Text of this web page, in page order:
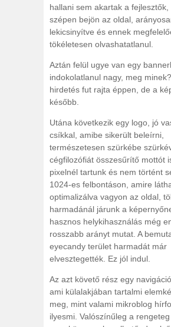
hallani sem akartak a fejlesztők,
szépen bejön az oldal,
lekicsinyítve és ennek
tökéletesen olvashatatlanul.
Aztán felül ugye van egy
indokolatlanul nagy, meg
hirdetés fut rajta éppen, de a
később.
Utána következik egy logo, jó
csíkkal, amibe sikerült beleírni,
természetesen szürkébe
cégfilozófiát összesűrítő mottót
pixelnél tartunk és nem történt
1024-es felbontáson, amire
optimalizálva vagyon az oldal,
harmadánál járunk a
hasznos helykihasználás még
rosszabb arányt mutat. A
eyecandy terület harmadát már
elvesztegették. Ez jól indul.
Az azt követő rész egy
ami külalakjában tartalmi
meg, mint valami mikroblog
ilyesmi. Valószínűleg a